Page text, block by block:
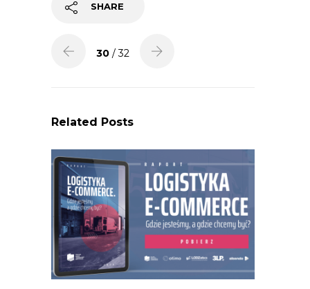
SHARE
30 / 32
Related Posts